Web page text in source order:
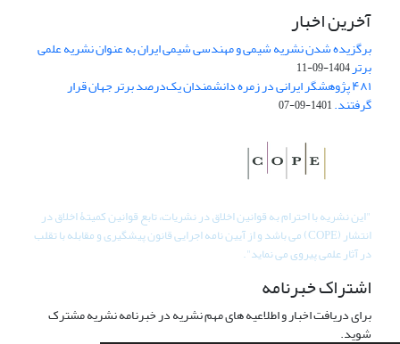
آخرین اخبار
برگزیده شدن نشریه شیمی و مهندسی شیمی ایران به عنوان نشریه علمی
برتر1404-09-11
۴۸۱ پژوهشگر ایرانی در زمره دانشمندان یک‌درصد برتر جهان قرار
گرفتند.1401-09-07
"این نشریه با احترام به قوانین اخلاق در نشریات، تابع قوانین کمیتۀ اخلاق در
انتشار (COPE) می باشد و از آیین نامه اجرایی قانون پیشگیری و مقابله با تقلب
در آثار علمی پیروی می نماید".
اشتراک خبرنامه
برای دریافت اخبار و اطلاعیه های مهم نشریه در خبرنامه نشریه مشترک
شوید.